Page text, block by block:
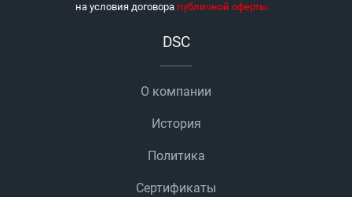
на условия договора публичной оферты.
DSC
О компании
История
Политика
Сертификаты